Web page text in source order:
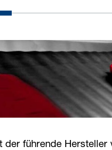
der führende Hersteller